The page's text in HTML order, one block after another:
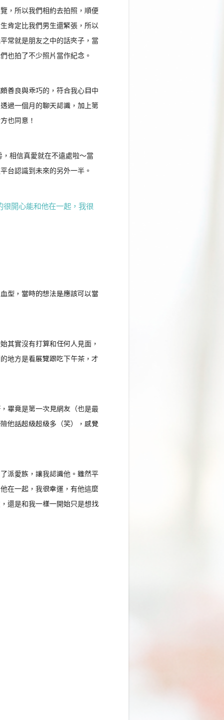
，所以我們相約去拍照，順便
肯定比我們男生還緊張，所以
常就是朋友之中的話夾子，當
也拍了不少照片當作紀念。
善良與乖巧的，符合我心目中
過一個月的聊天認識，加上第
也同意！
相信真愛就在不遠處啦～當
台認識到未來的另外一半。
開心能和他在一起，我很
型，當時的想法是應該可以當
其實沒有打算和任何人見面，
地方是看展覽跟吃下午茶，才
畢竟是第一次見網友（也是最
他話超級超級多（笑），感覺
派愛族，讓我認識他。雖然平
在一起，我很幸運，有他這麼
還是和我一樣一開始只是想找